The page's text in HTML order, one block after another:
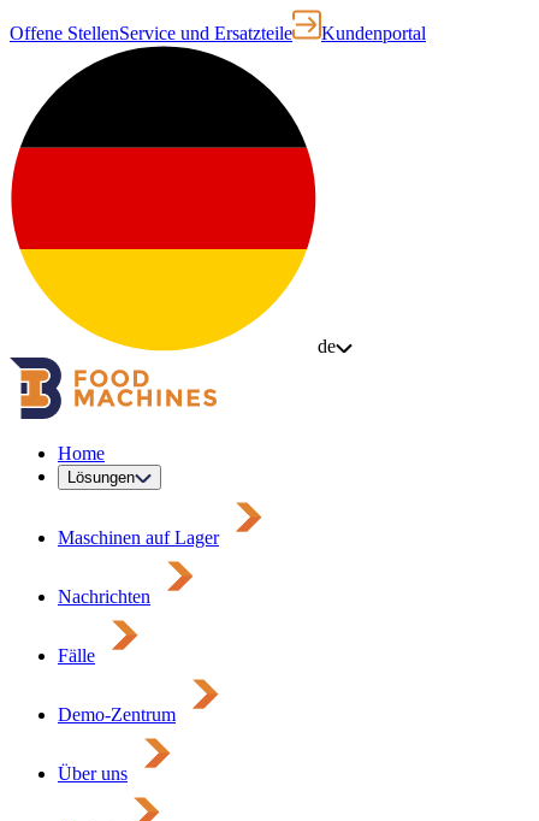
Offene StellenService und Ersatzteile Kundenportal
de
Home
Lösungen
Maschinen auf Lager
Nachrichten
Fälle
Demo-Zentrum
Über uns